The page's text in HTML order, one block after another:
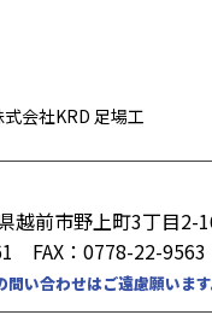
会社KRD 足場工
越前市野上町3丁目2-
FAX：0778-22-9563
い合わせはご遠慮願います